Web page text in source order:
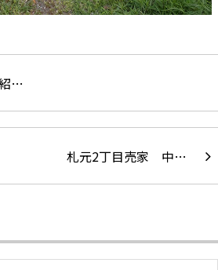
…
札元2丁目売家 中…